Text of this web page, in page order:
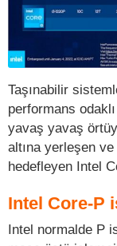
Taşınabilir
performans
yavaş yavaş
altına yerleşen
hedefleyen Intel
Intel Core-P
Intel normalde P